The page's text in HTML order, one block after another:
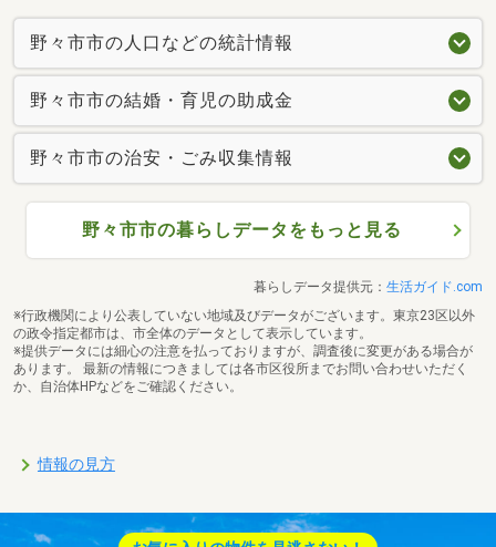
野々市市の人口などの統計情報
野々市市の結婚・育児の助成金
野々市市の治安・ごみ収集情報
野々市市の暮らしデータをもっと見る
暮らしデータ提供元： 生活ガイド.com
※行政機関により公表していない地域及びデータがございます。東京23区以外
の政令指定都市は、市全体のデータとして表示しています。
※提供データには細心の注意を払っておりますが、調査後に変更がある場合が
あります。 最新の情報につきましては各市区役所までお問い合わせいただく
か、自治体HPなどをご確認ください。
情報の見方